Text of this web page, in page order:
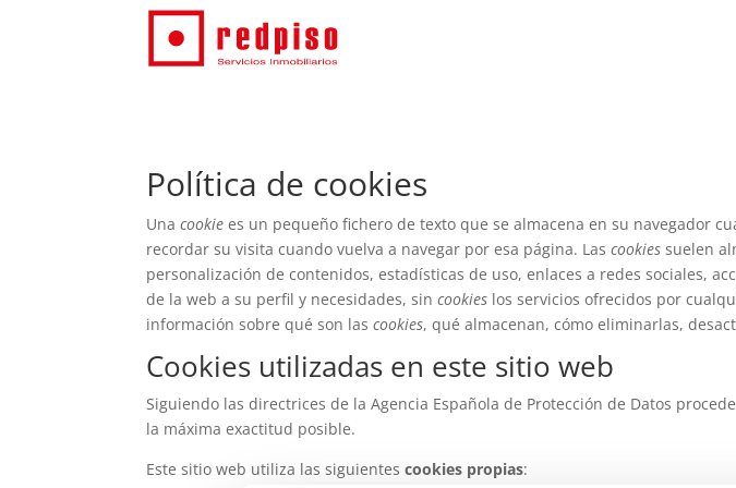
Política de cookies
Unacookie es un pequeño fichero de texto que se almacena en su navegador
recordar su visita cuando vuelva a navegar por esa página. Lascookies suelen
personalización de contenidos, estadísticas de uso, enlaces a redes sociales,
de la web a su perfil y necesidades, sincookies los servicios ofrecidos por
información sobre qué son lascookies, qué almacenan, cómo eliminarlas,
Cookies utilizadas en este sitio web
Siguiendo las directrices de la Agencia Española de Protección de Datos
la máxima exactitud posible.
Este sitio web utiliza las siguientescookies propias: